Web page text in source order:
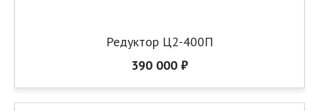
Редуктор Ц2-400П
390 000 ₽